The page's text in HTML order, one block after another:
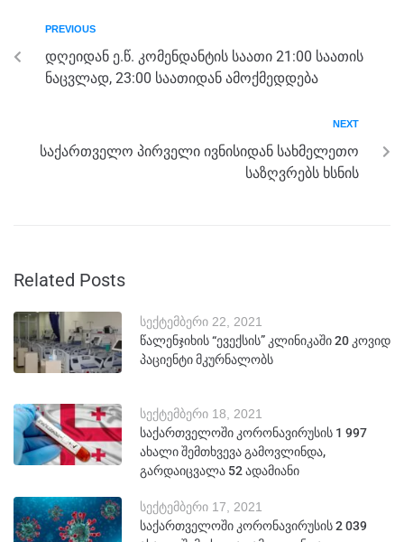
k
PREVIOUS
დღეიდან ე.წ. კომენდანტის საათი 21:00 საათის
ნაცვლად, 23:00 საათიდან ამოქმედდება
NEXT
საქართველო პირველი ივნისიდან სახმელეთო
საზღვრებს ხსნის
Related Posts
სექტემბერი 22, 2021
წალენჯიხის “ევექსის” კლინიკაში 20 კოვიდ
პაციენტი მკურნალობს
სექტემბერი 18, 2021
საქართველოში კორონავირუსის 1 997
ახალი შემთხვევა გამოვლინდა,
გარდაიცვალა 52 ადამიანი
სექტემბერი 17, 2021
საქართველოში კორონავირუსის 2 039